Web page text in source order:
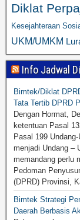
Diklat
Kesejahteraan
UKM/UMKM
Info Jadwal
Bimtek/Diklat
Tata Tertib DPRD
Dengan Hormat,
ketentuan Pasal
Pasal 199
menjadi Undang –
memandang perlu
Pedoman
(DPRD) Provinsi,
Bimtek Strategi
Daerah Berbasis